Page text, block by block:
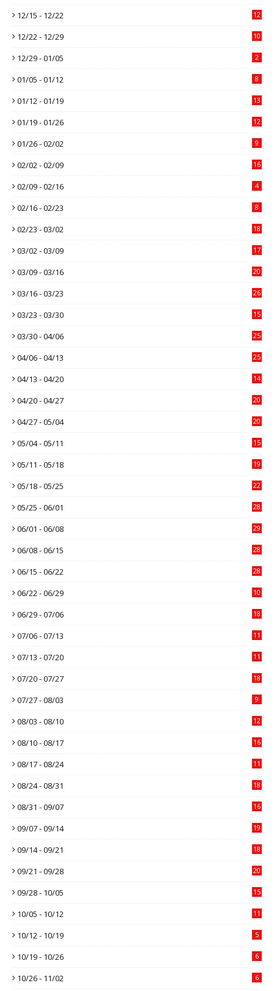
12/15 - 12/22 12
12/22 - 12/29 10
12/29 - 01/05 2
01/05 - 01/12 8
01/12 - 01/19 13
01/19 - 01/26 12
01/26 - 02/02 9
02/02 - 02/09 16
02/09 - 02/16 4
02/16 - 02/23 8
02/23 - 03/02 18
03/02 - 03/09 17
03/09 - 03/16 20
03/16 - 03/23 26
03/23 - 03/30 15
03/30 - 04/06 25
04/06 - 04/13 25
04/13 - 04/20 14
04/20 - 04/27 20
04/27 - 05/04 20
05/04 - 05/11 15
05/11 - 05/18 19
05/18 - 05/25 22
05/25 - 06/01 28
06/01 - 06/08 29
06/08 - 06/15 28
06/15 - 06/22 28
06/22 - 06/29 10
06/29 - 07/06 18
07/06 - 07/13 11
07/13 - 07/20 11
07/20 - 07/27 18
07/27 - 08/03 9
08/03 - 08/10 12
08/10 - 08/17 16
08/17 - 08/24 11
08/24 - 08/31 18
08/31 - 09/07 16
09/07 - 09/14 19
09/14 - 09/21 18
09/21 - 09/28 20
09/28 - 10/05 15
10/05 - 10/12 11
10/12 - 10/19 5
10/19 - 10/26 6
10/26 - 11/02 6